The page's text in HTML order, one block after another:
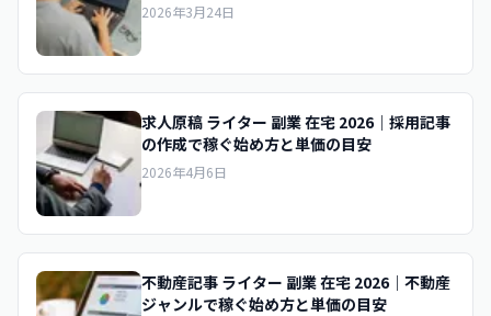
2026年3月24日
求人原稿 ライター 副業 在宅 2026｜採用記事
の作成で稼ぐ始め方と単価の目安
2026年4月6日
不動産記事 ライター 副業 在宅 2026｜不動産
ジャンルで稼ぐ始め方と単価の目安